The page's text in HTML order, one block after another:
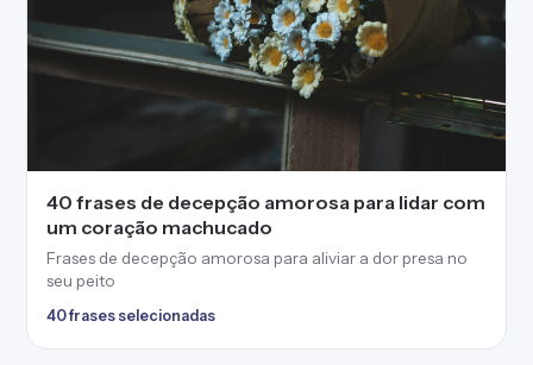
40 frases de decepção amorosa para lidar com
um coração machucado
Frases de decepção amorosa para aliviar a dor presa no
seu peito
40 frases selecionadas